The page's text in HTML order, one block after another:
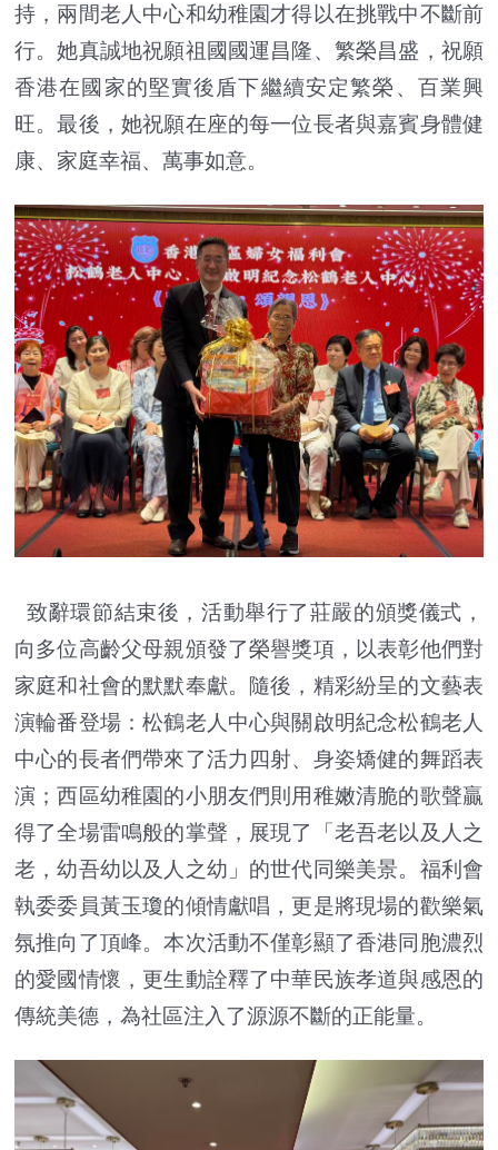
持，兩間老人中心和幼稚園才得以在挑戰中不斷前
行。她真誠地祝願祖國國運昌隆、繁榮昌盛，祝願
香港在國家的堅實後盾下繼續安定繁榮、百業興
旺。最後，她祝願在座的每一位長者與嘉賓身體健
康、家庭幸福、萬事如意。
致辭環節結束後，活動舉行了莊嚴的頒獎儀式，
向多位高齡父母親頒發了榮譽獎項，以表彰他們對
家庭和社會的默默奉獻。隨後，精彩紛呈的文藝表
演輪番登場：松鶴老人中心與關啟明紀念松鶴老人
中心的長者們帶來了活力四射、身姿矯健的舞蹈表
演；西區幼稚園的小朋友們則用稚嫩清脆的歌聲贏
得了全場雷鳴般的掌聲，展現了「老吾老以及人之
老，幼吾幼以及人之幼」的世代同樂美景。福利會
執委委員黃玉瓊的傾情獻唱，更是將現場的歡樂氣
氛推向了頂峰。本次活動不僅彰顯了香港同胞濃烈
的愛國情懷，更生動詮釋了中華民族孝道與感恩的
傳統美德，為社區注入了源源不斷的正能量。